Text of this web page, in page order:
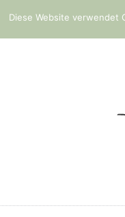
Diese Website verwendet